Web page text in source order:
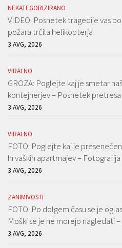
NEKATEGORIZIRANO
VIDEO: Posnetek tragedije vas
požara trčila helikopterja
3 AVG, 2026
VIRALNO
GROZA: Poglejte kaj je smetar
kontejnerjev – Posnetek pretresa
3 AVG, 2026
VIRALNO
FOTO: Poglejte kaj je
hrvaških apartmajev –
3 AVG, 2026
ZANIMIVOSTI
FOTO: Po dolgem času se je
Moški se je ne morejo nagledati
3 AVG, 2026